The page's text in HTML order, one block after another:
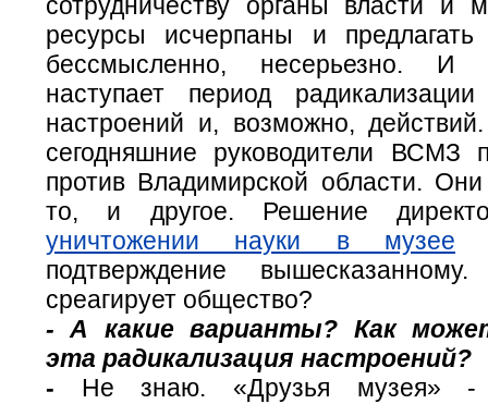
ресурсы исчерпаны и
бессмысленно, несерьезно. И
наступает период
настроений и, возможно,
сегодняшние руководители ВСМЗ
против Владимирской области.
то, и другое. Решение
уничтожении науки в музее
подтверждение
среагирует общество?
- А какие варианты? Как
эта радикализация настроений?
- Не знаю. «Друзья музея» -